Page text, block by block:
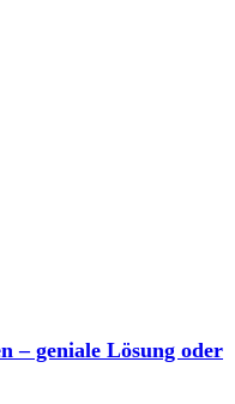
– geniale Lösung oder